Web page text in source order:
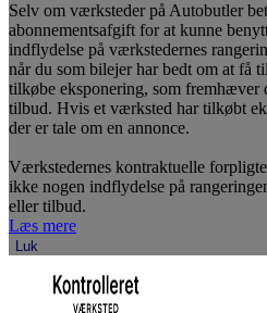
Selv om værksteder på Autobutler
abonnementsafgift for at kunne
indflydelse på værkstedernes
når du som bilejer har bedt om at få
tilkøbe eksponering, som fremhæver
tilbud. Hvis et værksted har tilkøbt
der er tale om en annonce.
Værkstedernes kontraktuelle
ikke nogen indflydelse på
eller tilbud.
Læs mere
Luk